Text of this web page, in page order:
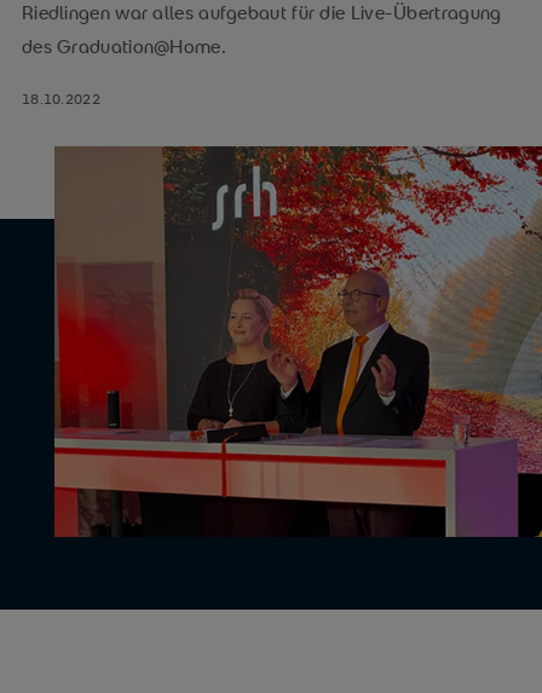
Riedlingen war alles aufgebaut für die Live-Übertragung
des Graduation@Home.
18.10.2022